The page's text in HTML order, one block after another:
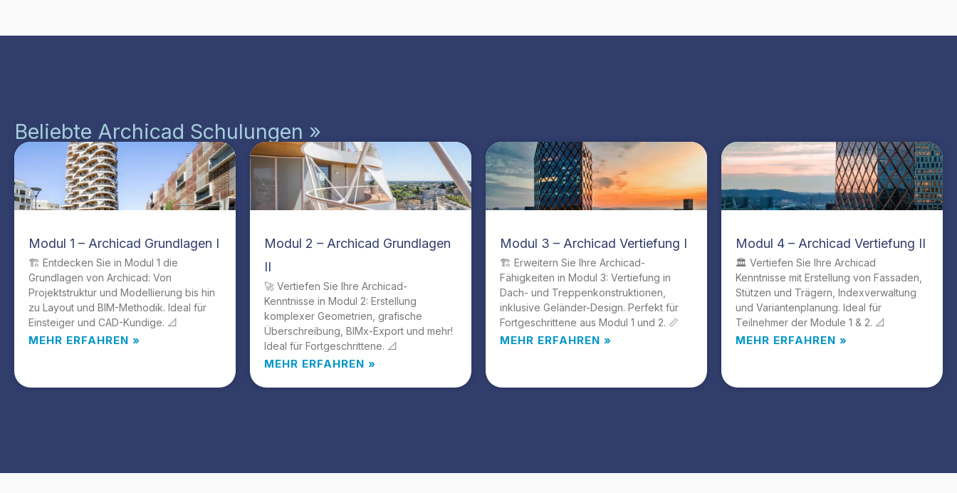
Beliebte Archicad Schulungen »
Modul 1 – Archicad Grundlagen I
🏗️ Entdecken Sie in Modul 1 die
Grundlagen von Archicad: Von
Projektstruktur und Modellierung bis hin
zu Layout und BIM-Methodik. Ideal für
Einsteiger und CAD-Kundige. 📐
MEHR ERFAHREN »
Modul 2 – Archicad Grundlagen
II
🚀 Vertiefen Sie Ihre Archicad-
Kenntnisse in Modul 2: Erstellung
komplexer Geometrien, grafische
Überschreibung, BIMx-Export und mehr!
Ideal für Fortgeschrittene. 📐
MEHR ERFAHREN »
Modul 3 – Archicad Vertiefung I
🏗️ Erweitern Sie Ihre Archicad-
Fähigkeiten in Modul 3: Vertiefung in
Dach- und Treppenkonstruktionen,
inklusive Geländer-Design. Perfekt für
Fortgeschrittene aus Modul 1 und 2. 📏
MEHR ERFAHREN »
Modul 4 – Archicad Vertiefung II
🏛️ Vertiefen Sie Ihre Archicad
Kenntnisse mit Erstellung von Fassaden,
Stützen und Trägern, Indexverwaltung
und Variantenplanung. Ideal für
Teilnehmer der Module 1 & 2. 📐
MEHR ERFAHREN »